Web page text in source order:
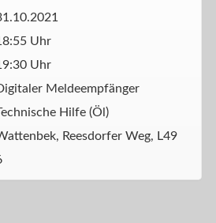
Uhr
Uhr
Meldeempfänger
Hilfe (Öl)
Reesdorfer Weg, L49